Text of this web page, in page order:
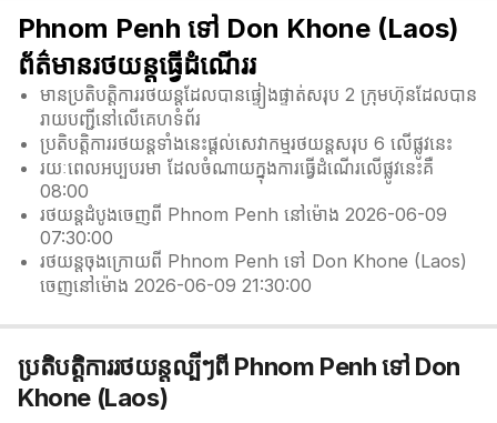
Phnom Penh ទៅ Don Khone (Laos)
ព័ត៌មានរថយន្តធ្វើដំណើររ
មានប្រតិបត្តិការរថយន្តដែលបានផ្ទៀងផ្ទាត់សរុប 2 ក្រុមហ៊ុនដែលបាន
រាយបញ្ជីនៅលើគេហទំព័រ
ប្រតិបត្តិការរថយន្តទាំងនេះផ្តល់សេវាកម្មរថយន្តសរុប 6 លើផ្លូវនេះ
រយៈពេលអប្បបរមា ដែលចំណាយក្នុងការធ្វើដំណើរលើផ្លូវនេះគឺ
08:00
រថយន្តដំបូងចេញពី Phnom Penh នៅម៉ោង 2026-06-09
07:30:00
រថយន្តចុងក្រោយពី Phnom Penh ទៅ Don Khone (Laos)
ចេញនៅម៉ោង 2026-06-09 21:30:00
ប្រតិបត្តិការរថយន្តល្បីៗពី Phnom Penh ទៅ Don
Khone (Laos)